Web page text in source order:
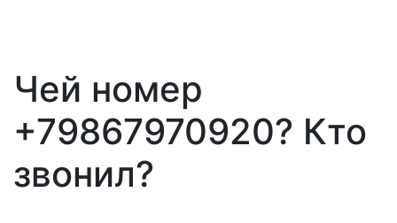
Чей номер
+79867970920? Кто
звонил?